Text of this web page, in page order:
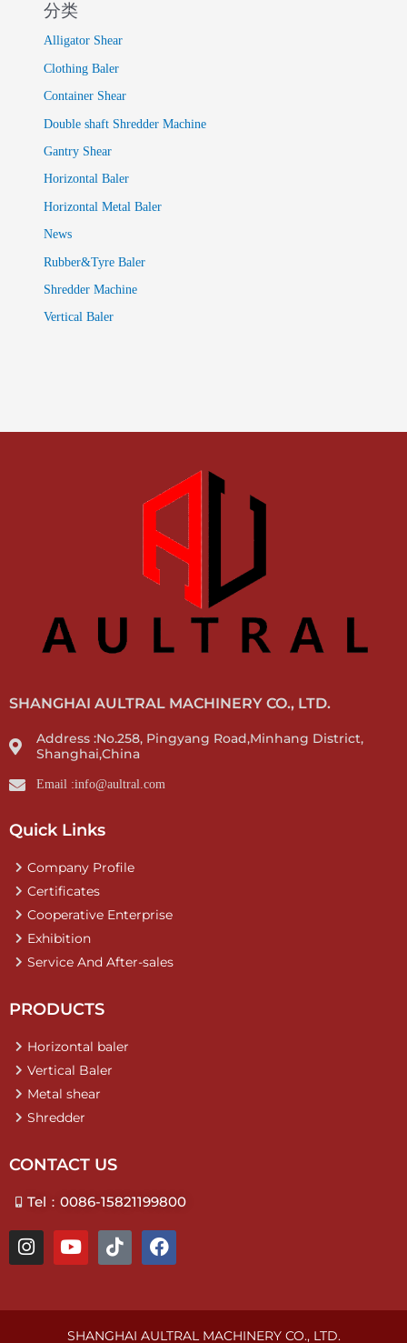
分类
Alligator Shear
Clothing Baler
Container Shear
Double shaft Shredder Machine
Gantry Shear
Horizontal Baler
Horizontal Metal Baler
News
Rubber&Tyre Baler
Shredder Machine
Vertical Baler
SHANGHAI AULTRAL MACHINERY CO., LTD.
Address :No.258, Pingyang Road,Minhang District,
Shanghai,China
Email :info@aultral.com
Quick Links
Company Profile
Certificates
Cooperative Enterprise
Exhibition
Service And After-sales
PRODUCTS
Horizontal baler
Vertical Baler
Metal shear
Shredder
CONTACT US
Tel：0086-15821199800
I
n
a
Y
o
u
b
T
i
o
k
F
a
b
o
SHANGHAI AULTRAL MACHINERY CO., LTD.